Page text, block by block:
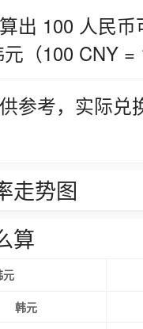
出 100 人民
（100 CNY =
参考，实际
走势图
算
元
韩元